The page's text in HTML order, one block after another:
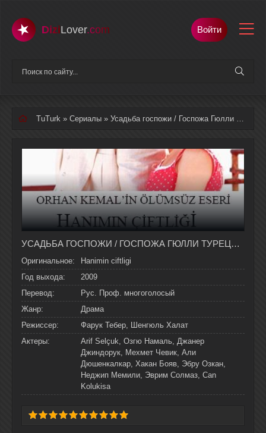
DiziLover.com Войти
TuTurk » Сериалы » Усадьба госпожи / Госпожа Гюлли русская озвучка полностью смотреть онлайн
УСАДЬБА ГОСПОЖИ / ГОСПОЖА ГЮЛЛИ ТУРЕЦКИЙ СЕРИАЛ 1-142 СЕРИЯ, 1 СЕЗОНА НА РУССКОМ ЯЗЫКЕ
Оригинальное:
Hanimin ciftligi
Год выхода:
2009
Перевод:
Рус. Проф. многоголосый
Жанр:
Драма
Режиссер:
Фарук Тебер, Шенгюль Халат
Актеры:
Arif Selçuk, Озгю Намаль, Джанер
Джиндорук, Мехмет Чевик, Али
Дюшенкалкар, Хакан Бояв, Эбру Озкан,
Неджип Мемили, Эврим Солмаз, Can
Kolukisa